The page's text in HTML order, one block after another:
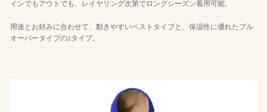
インでもアウトでも、レイヤリング次第でロングシーズン着用可能。
用途とお好みに合わせて、動きやすいベストタイプと、保温性に優れたプル
オーバータイプの2タイプ。